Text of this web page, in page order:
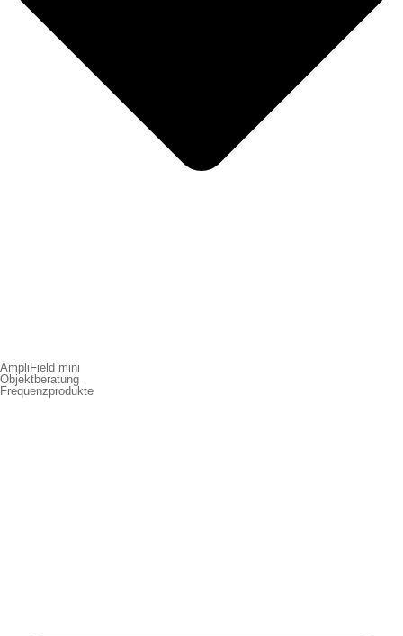
AmpliField mini
Objektberatung
Frequenzprodukte